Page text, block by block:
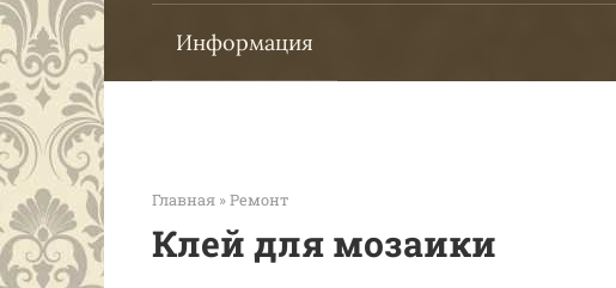
Информация
Главная »Ремонт
Клей для мозаики